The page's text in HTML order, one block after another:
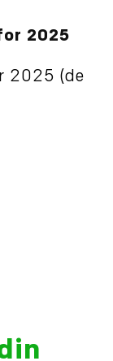
2025
2025 (de